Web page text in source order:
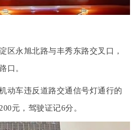
永旭北路与丰秀东路交叉口，
口。
车违反道路交通信号灯通行的
元，驾驶证记6分。